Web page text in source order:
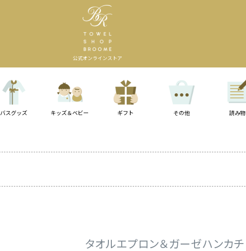
公式オンラインストア
バスグッズ キッズ＆ベビー ギフト その他 読み物
タオルエプロン＆ガーゼハンカチ